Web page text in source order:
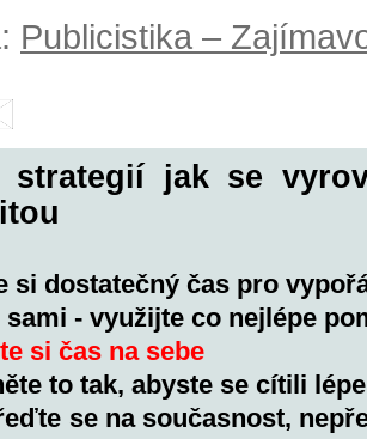
Publicistika –
strategií jak se
si dostatečný čas pro
sami - využijte co nejlépe
si čas na sebe
to tak, abyste se cítili lépe
se na současnost,